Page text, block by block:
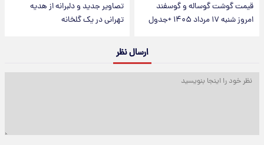
قیمت گوشت گوساله و گوسفند
امروز شنبه ۱۷ مرداد ۱۴۰۵ +جدول
تصاویر جدید و دلبرانه از هدیه
تهرانی در یک گلخانه
ارسال نظر